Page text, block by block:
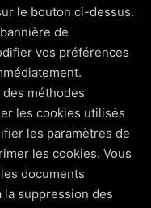
le bouton ci-dessus.
de
vos préférences
méthodes
les cookies utilisés
les paramètres de
les cookies. Vous
documents
la suppression des